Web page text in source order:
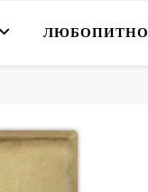
ЛЮБОПИТНО